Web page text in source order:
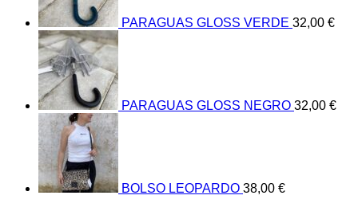
PARAGUAS GLOSS VERDE 32,00 €
PARAGUAS GLOSS NEGRO 32,00 €
BOLSO LEOPARDO 38,00 €